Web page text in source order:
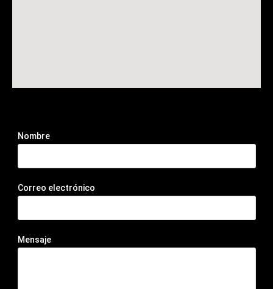
Nombre
Correo electrónico
Mensaje